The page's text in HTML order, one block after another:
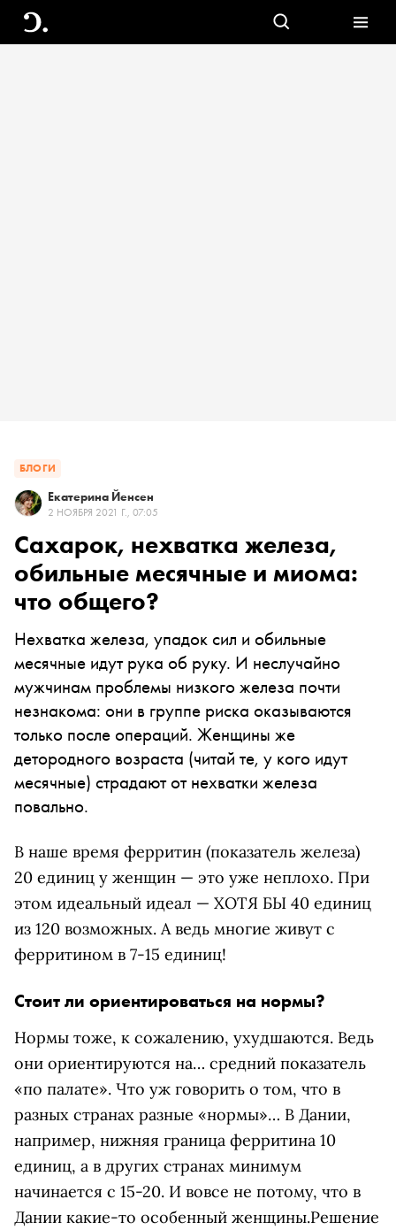
БЛОГИ
Екатерина Йенсен
2 НОЯБРЯ 2021 Г., 07:05
Сахарок, нехватка железа,
обильные месячные и миома:
что общего?
Нехватка железа, упадок сил и обильные
месячные идут рука об руку. И неслучайно
мужчинам проблемы низкого железа почти
незнакома: они в группе риска оказываются
только после операций. Женщины же
детородного возраста (читай те, у кого идут
месячные) страдают от нехватки железа
повально.
В наше время ферритин (показатель железа)
20 единиц у женщин — это уже неплохо. При
этом идеальный идеал — ХОТЯ БЫ 40 единиц
из 120 возможных. А ведь многие живут с
ферритином в 7-15 единиц!
Стоит ли ориентироваться на нормы?
Нормы тоже, к сожалению, ухудшаются. Ведь
они ориентируются на… средний показатель
«по палате». Что уж говорить о том, что в
разных странах разные «нормы»… В Дании,
например, нижняя граница ферритина 10
единиц, а в других странах минимум
начинается с 15-20. И вовсе не потому, что в
Дании какие-то особенный женщины.Решение